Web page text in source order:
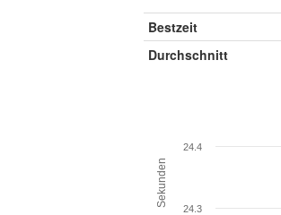
Bestzeit
Durchschnitt
Sekunden
24.3
24.4